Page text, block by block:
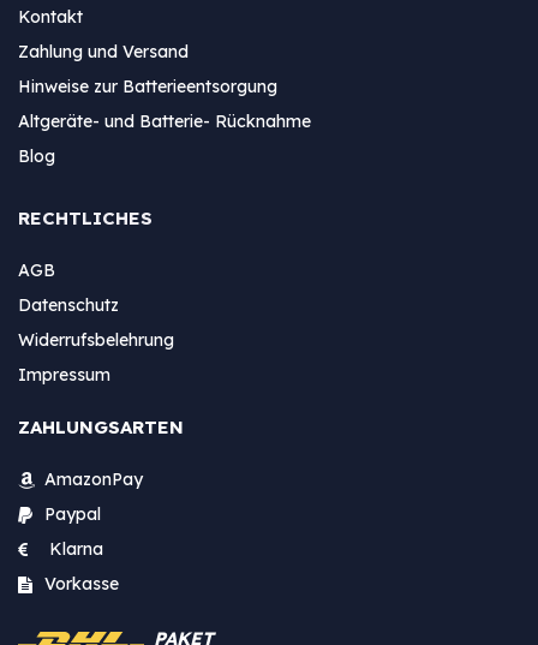
Kontakt
Zahlung und Versand
Hinweise zur Batterieentsorgung
Altgeräte- und Batterie- Rücknahme
Blog
RECHTLICHES
AGB
Datenschutz
Widerrufsbelehrung
Impressum
ZAHLUNGSARTEN
AmazonPay
Paypal
Klarna
Vorkasse
PAKET